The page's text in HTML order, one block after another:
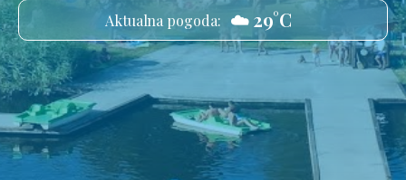
Aktualna pogoda: ☁️ 29°C